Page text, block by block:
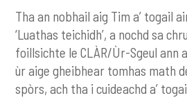
Tha an nobhail aig Tim a’ togail
‘Luathas teichidh’, a nochd sa
foillsichte le CLÀR/Ùr-Sgeul ann
ùr aige gheibhear tomhas math
spòrs, ach tha i cuideachd a’